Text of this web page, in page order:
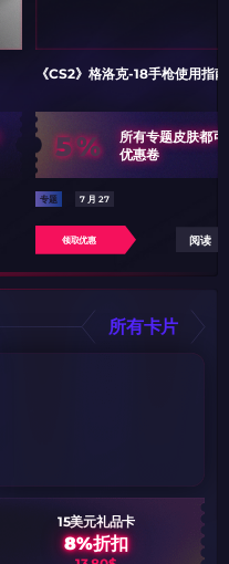
《CS2》格洛克-18手枪使用指
5%
所有专题皮肤都
优惠卷
专题 7 月 27
领取优惠 阅读
所有卡片
15美元礼品卡
8%折扣